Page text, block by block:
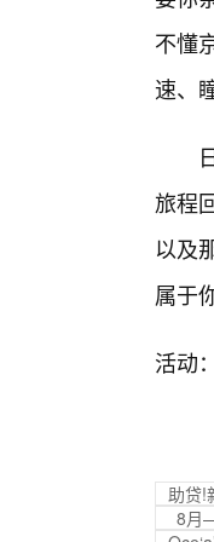
不懂
速、
旅程
以及
属于
活动
助贷!
8月